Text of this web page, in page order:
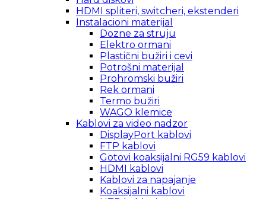
HDMI spliteri, switcheri, ekstenderi
Instalacioni materijal
Dozne za struju
Elektro ormani
Plastični bužiri i cevi
Potrošni materijal
Prohromski bužiri
Rek ormani
Termo bužiri
WAGO klemice
Kablovi za video nadzor
DisplayPort kablovi
FTP kablovi
Gotovi koaksijalni RG59 kablovi
HDMI kablovi
Kablovi za napajanje
Koaksijalni kablovi